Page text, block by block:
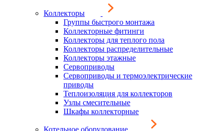
Коллекторы
Группы быстрого монтажа
Коллекторные фитинги
Коллекторы для теплого пола
Коллекторы распределительные
Коллекторы этажные
Сервоприводы
Сервоприводы и термоэлектрические
приводы
Теплоизоляция для коллекторов
Узлы смесительные
Шкафы коллекторные
Котельное оборудование